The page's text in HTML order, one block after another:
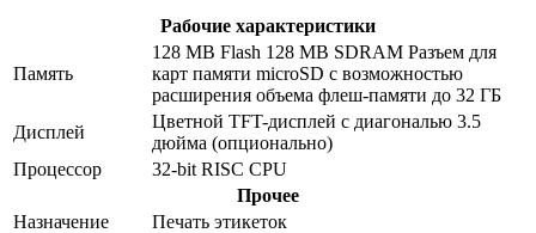
Рабочие характеристики
Память
128 MB Flash 128 MB SDRAM Разъем для
карт памяти microSD с возможностью
расширения объема флеш-памяти до 32 ГБ
Дисплей
Цветной TFT-дисплей с диагональю 3.5
дюйма (опционально)
Процессор
32-bit RISC CPU
Прочее
Назначение
Печать этикеток